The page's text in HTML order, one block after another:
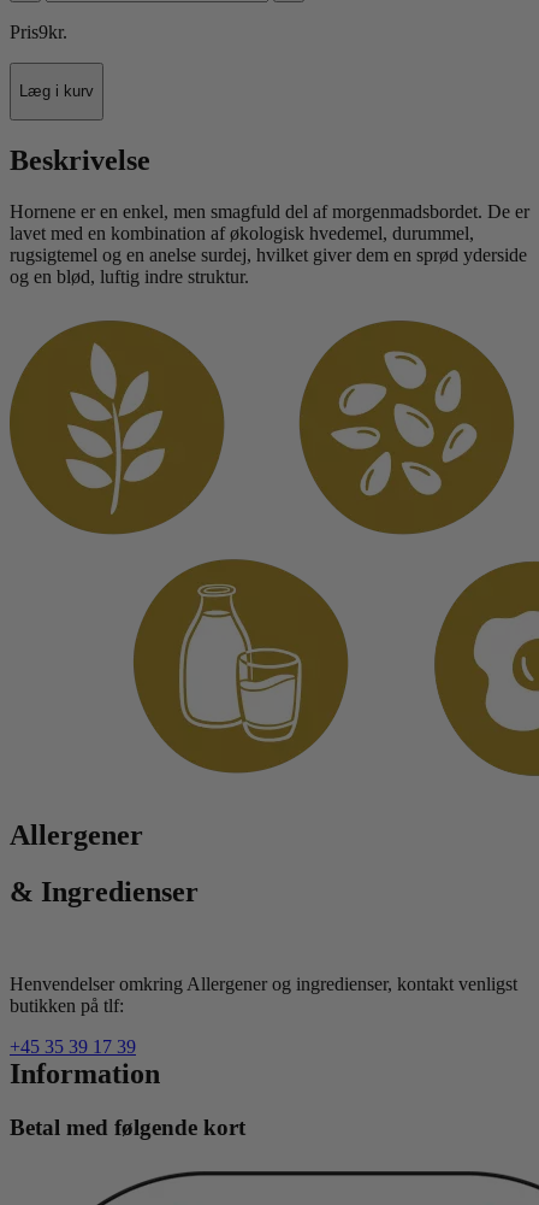
Pris9kr.
Læg i kurv
Beskrivelse
Hornene er en enkel, men smagfuld del af morgenmadsbordet. De er
lavet med en kombination af økologisk hvedemel, durummel,
rugsigtemel og en anelse surdej, hvilket giver dem en sprød yderside
og en blød, luftig indre struktur.
Allergener
& Ingredienser
Henvendelser omkring Allergener og ingredienser, kontakt venligst
butikken på tlf:
+45 35 39 17 39
Information
Betal med følgende kort